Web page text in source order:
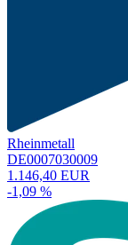
Rheinmetall
DE0007030009
1.146,40 EUR
-1,09 %